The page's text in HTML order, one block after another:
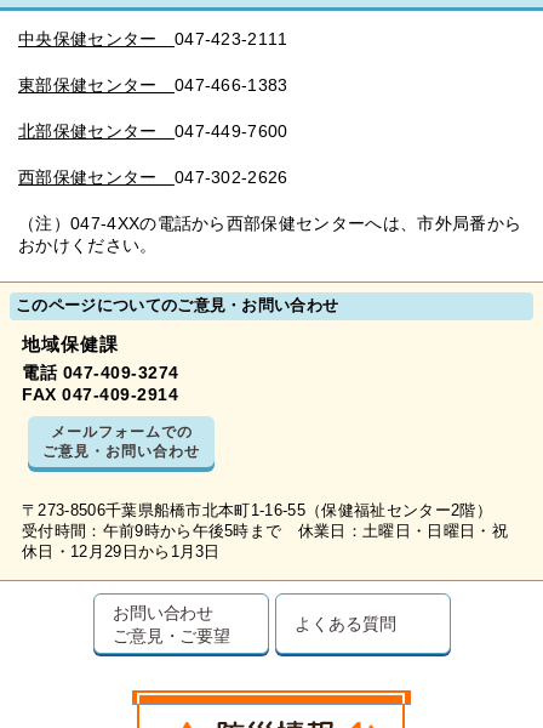
中央保健センター 047-423-2111
東部保健センター 047-466-1383
北部保健センター 047-449-7600
西部保健センター 047-302-2626
（注）047-4XXの電話から西部保健センターへは、市外局番から
おかけください。
このページについてのご意見・お問い合わせ
地域保健課
電話 047-409-3274
FAX 047-409-2914
メールフォームでの
ご意見・お問い合わせ
〒273-8506千葉県船橋市北本町1-16-55（保健福祉センター2階）
受付時間：午前9時から午後5時まで 休業日：土曜日・日曜日・祝
休日・12月29日から1月3日
お問い合わせ
ご意見・ご要望
よくある質問